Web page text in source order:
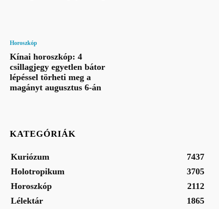
Horoszkóp
Kínai horoszkóp: 4
csillagjegy egyetlen bátor
lépéssel törheti meg a
magányt augusztus 6-án
KATEGÓRIÁK
Kuriózum
7437
Holotropikum
3705
Horoszkóp
2112
Lélektár
1865